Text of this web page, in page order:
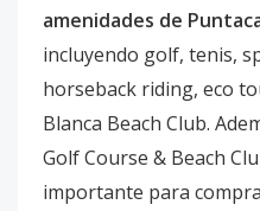
amenidades de
incluyendo golf, tenis,
horseback riding, eco
Blanca Beach Club.
Golf Course & Beach
importante para